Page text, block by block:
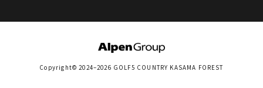
Copyright© 2024–2026 GOLF5 COUNTRY KASAMA FOREST